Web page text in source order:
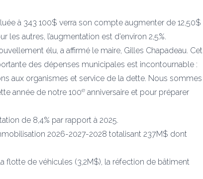
à 343 100$ verra son compte augmenter de 12,50$
les autres, l’augmentation est d’environ 2,5%.
élu, a affirmé le maire, Gilles Chapadeau. Cet
des dépenses municipales est incontournable :
aux organismes et service de la dette. Nous sommes
année de notre 100e anniversaire et pour préparer
de 8,4% par rapport à 2025.
2026-2027-2028 totalisant 237M$ dont
flotte de véhicules (3,2M$), la réfection de bâtiment